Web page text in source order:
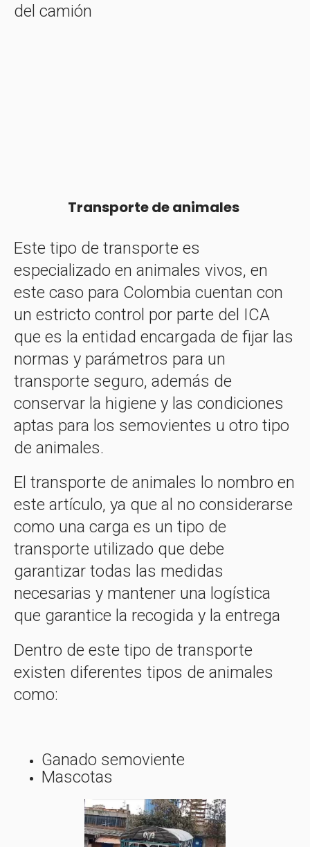
del camión
Transporte de animales
Este tipo de transporte es
especializado en animales vivos, en
este caso para Colombia cuentan con
un estricto control por parte del ICA
que es la entidad encargada de fijar las
normas y parámetros para un
transporte seguro, además de
conservar la higiene y las condiciones
aptas para los semovientes u otro tipo
de animales.
El transporte de animales lo nombro en
este artículo, ya que al no considerarse
como una carga es un tipo de
transporte utilizado que debe
garantizar todas las medidas
necesarias y mantener una logística
que garantice la recogida y la entrega
Dentro de este tipo de transporte
existen diferentes tipos de animales
como:
Ganado semoviente
Mascotas